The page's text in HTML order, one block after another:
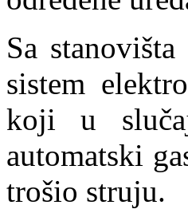
Sa
sistem
koji u
automatski
trošio struju.